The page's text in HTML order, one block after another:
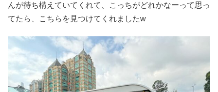
んが待ち構えていてくれて、こっちがどれかなーって思っ
てたら、こちらを見つけてくれましたw